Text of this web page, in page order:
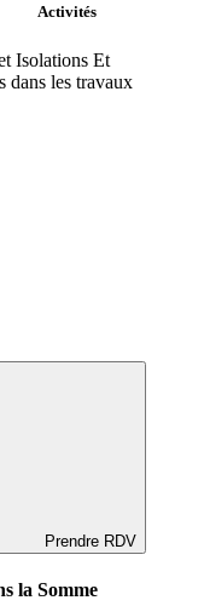
Activités
Isolations Et
dans les travaux
Prendre RDV
la Somme